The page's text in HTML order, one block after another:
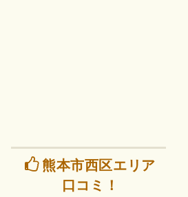
熊本市西区エリア
口コミ！